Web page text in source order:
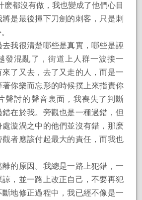
麽都沒有做，我也變成了他們心目
是最後揮下刀劍的刺客，只是刺
我很清楚哪些是真實，哪些是誣
發混亂了，街道上人群一波接一
了又去，去了又走的人，而是一
你樂而忘形的時候撲上來指責你
聲討的聲音裏面，我喪失了判斷
在於我。旁觀也是一種過錯，但
漩渦之中的他們並沒有錯，那麽
者應該付起最大的責任，而我也
的原因。我總是一路上犯錯，一
，並一路上改正自己，不要再犯
地修正過程中，我已經不像是一